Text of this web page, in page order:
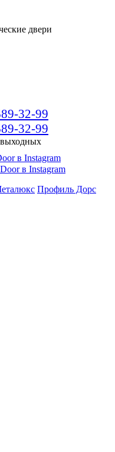
32-99
32-99
выходных
в Instagram
Профиль Дорс